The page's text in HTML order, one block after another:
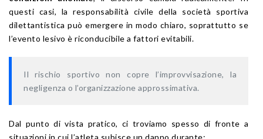
questi casi, la responsabilità civile della società sportiva
dilettantistica può emergere in modo chiaro, soprattutto se
l’evento lesivo è riconducibile a fattori evitabili.
Il rischio sportivo non copre l’improvvisazione, la
negligenza o l’organizzazione approssimativa.
Dal punto di vista pratico, ci troviamo spesso di fronte a